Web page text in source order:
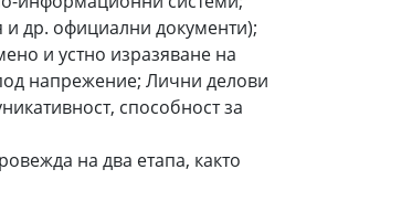
др. официални документи);
и устно изразяване на
напрежение; Лични делови
способност за
на два етапа, както